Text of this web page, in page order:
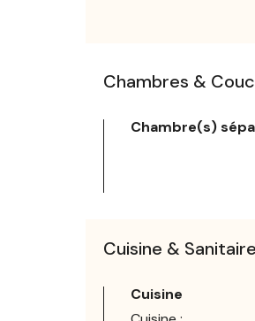
Chambres &
Chambre(s)
Cuisine &
Cuisine